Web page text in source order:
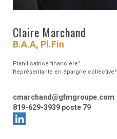
Claire Marchand
B.A.A, Pl.Fin
Planificatrice financière¹
Représentante en épargne collective²
cmarchand@gfmgroupe.com
819-629-3939 poste 79